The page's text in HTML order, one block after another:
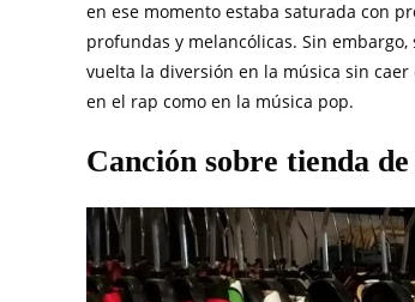
en ese momento estaba saturada con
profundas y melancólicas. Sin
vuelta la diversión en la música sin
en el rap como en la música pop.
Canción sobre tienda